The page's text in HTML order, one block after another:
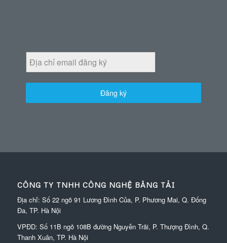
Đăng ký
CÔNG TY TNHH CÔNG NGHỆ BĂNG TẢI
Địa chỉ: Số 22 ngõ 91 Lương Đình Của, P. Phương Mai, Q. Đống
Đa, TP. Hà Nội
VPĐD: Số 11B ngõ 108B đường Nguyễn Trãi, P. Thượng Đình, Q.
Thanh Xuân, TP. Hà Nội